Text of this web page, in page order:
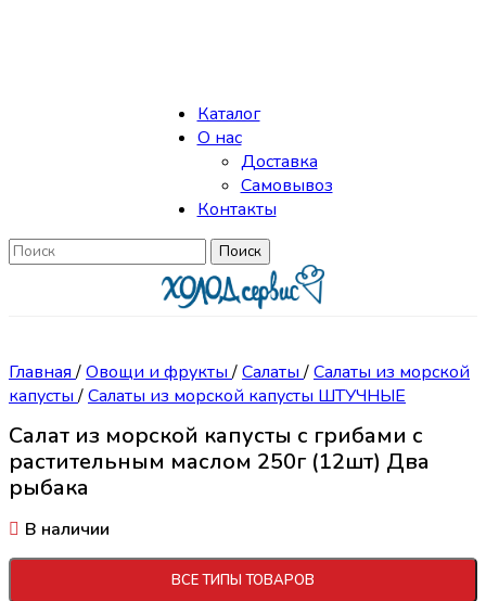
Каталог
О нас
Доставка
Самовывоз
Контакты
Поиск
Главная/Овощи и фрукты/Салаты/Салаты из морской
капусты/Салаты из морской капусты ШТУЧНЫЕ
Салат из морской капусты с грибами с
растительным маслом 250г (12шт) Два
рыбака
В наличии
ВСЕ ТИПЫ ТОВАРОВ